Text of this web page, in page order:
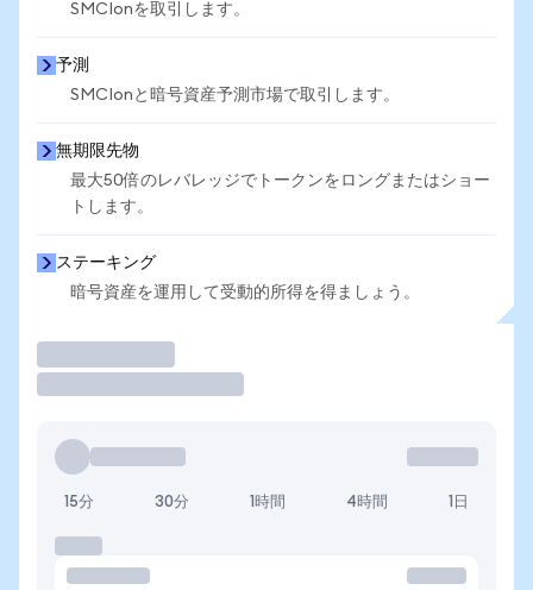
SMCIonを取引します。
予測
SMCIonと暗号資産予測市場で取引します。
無期限先物
最大50倍のレバレッジでトークンをロングまたはショー
トします。
ステーキング
暗号資産を運用して受動的所得を得ましょう。
15分 30分 1時間 4時間 1日